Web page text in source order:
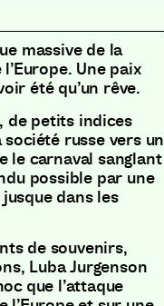
massive de la
Une paix
été qu’un rêve.
de petits indices
russe vers un
le carnaval sanglant
possible par une
dans les
de souvenirs,
Luba Jurgenson
que l’attaque